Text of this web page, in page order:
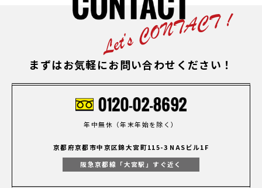
まずはお気軽にお問い合わせください！
年中無休（年末年始を除く）
京都府京都市中京区錦大宮町115-3 NASビル1F
阪急京都線「大宮駅」すぐ近く